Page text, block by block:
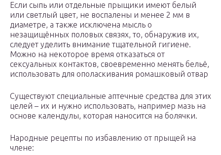
Если сыпь или отдельные прыщики имеют белый
или светлый цвет, не воспалены и менее 2 мм в
диаметре, а также исключена мысль о
незащищённых половых связях, то, обнаружив их,
следует уделить внимание тщательной гигиене.
Можно на некоторое время отказаться от
сексуальных контактов, своевременно менять бельё,
использовать для ополаскивания ромашковый отвар
Существуют специальные аптечные средства для этих
целей – их и нужно использовать, например мазь на
основе календулы, которая наносится на болячки.
Народные рецепты по избавлению от прыщей на
члене: